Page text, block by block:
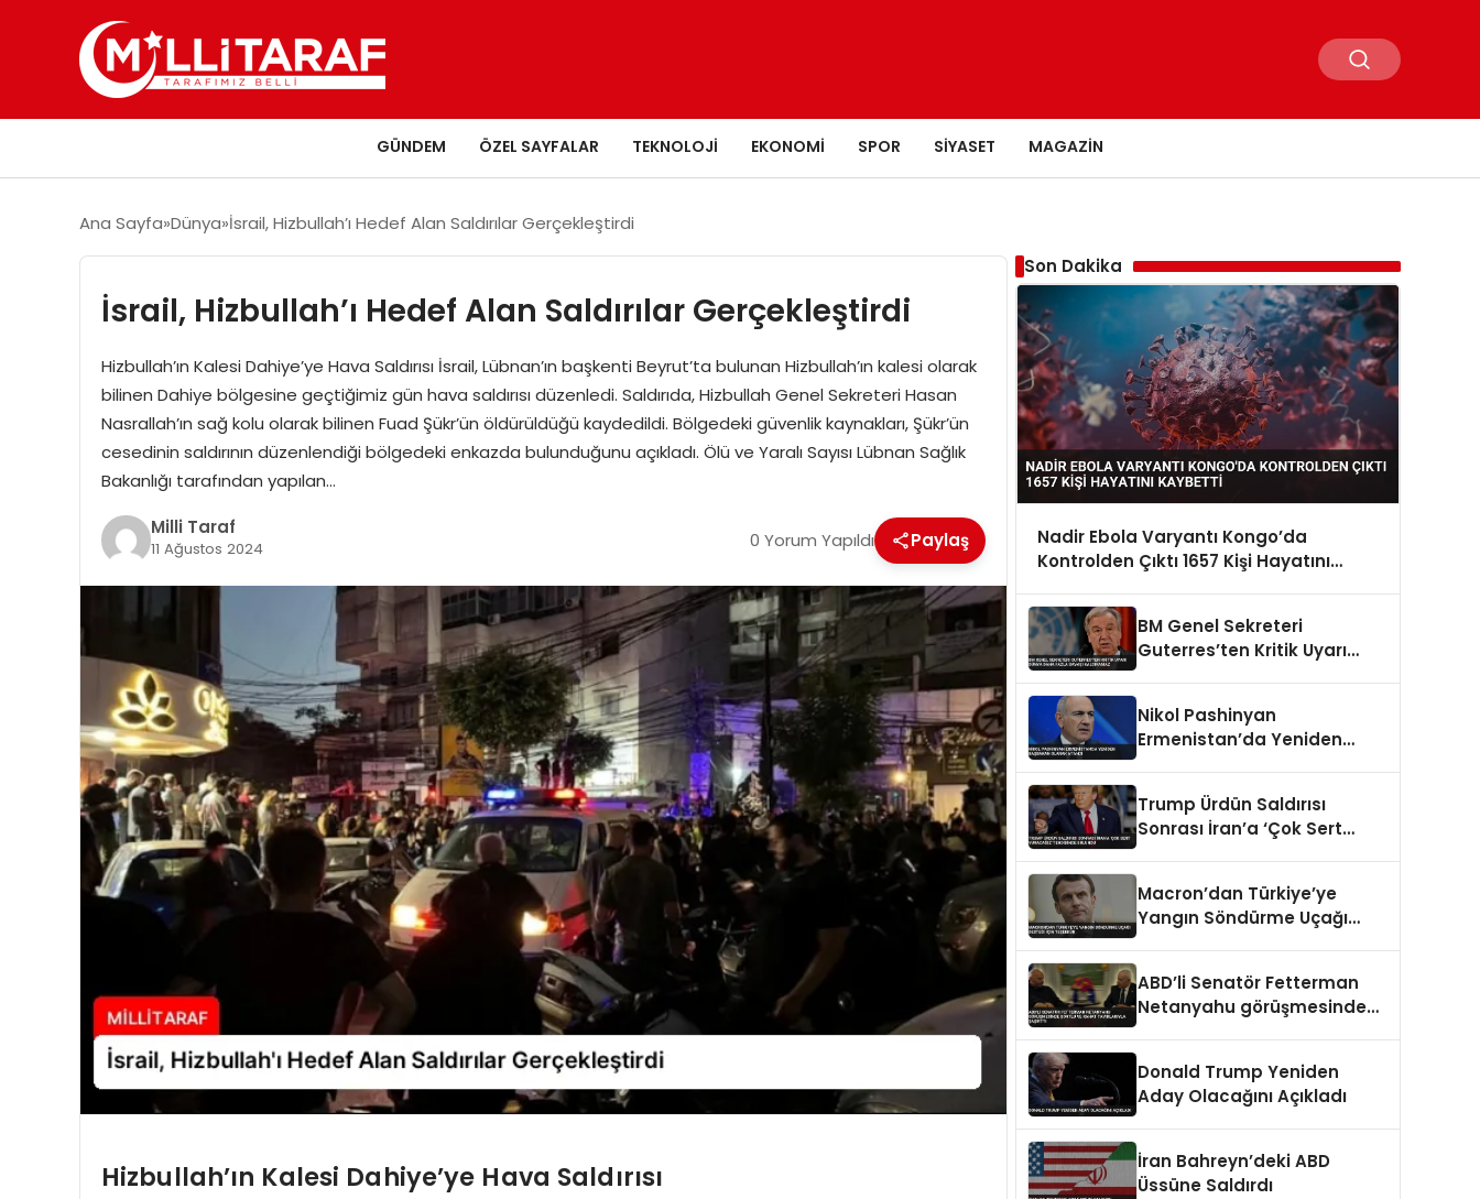
GÜNDEM ÖZEL SAYFALAR TEKNOLOJI EKONOMI SPOR SIYASET MAGAZIN
Ana Sayfa Dünya İsrail, Hizbullah’ı Hedef Alan Saldırılar Gerçekleştirdi
İsrail, Hizbullah’ı Hedef Alan Saldırılar Gerçekleştirdi
Hizbullah’ın Kalesi Dahiye’ye Hava Saldırısı İsrail, Lübnan’ın başkenti Beyrut’ta bulunan Hizbullah’ın kalesi olarak
bilinen Dahiye bölgesine geçtiğimiz gün hava saldırısı düzenledi. Saldırıda, Hizbullah Genel Sekreteri Hasan
Nasrallah’ın sağ kolu olarak bilinen Fuad Şükr’ün öldürüldüğü kaydedildi. Bölgedeki güvenlik kaynakları, Şükr’ün
cesedinin saldırının düzenlendiği bölgedeki enkazda bulunduğunu açıkladı. Ölü ve Yaralı Sayısı Lübnan Sağlık
Bakanlığı tarafından yapılan…
Milli Taraf
11 Ağustos 2024 0 Yorum Yapıldı Paylaş
Hizbullah’ın Kalesi Dahiye’ye Hava Saldırısı
Son Dakika
Nadir Ebola Varyantı Kongo’da
Kontrolden Çıktı 1657 Kişi Hayatını
BM Genel Sekreteri
Guterres’ten Kritik Uyarı
Nikol Pashinyan
Ermenistan’da Yeniden
Trump Ürdün Saldırısı
Sonrası İran’a ‘Çok Sert
Macron’dan Türkiye’ye
Yangın Söndürme Uçağı
ABD’li Senatör Fetterman
Netanyahu görüşmesinde
Donald Trump Yeniden
Aday Olacağını Açıkladı
İran Bahreyn’deki ABD
Üssüne Saldırdı